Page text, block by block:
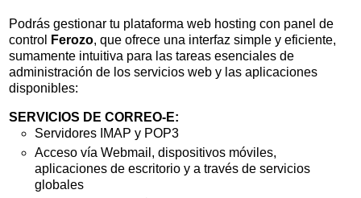
Podrás gestionar tu plataforma web hosting con panel de
control
Ferozo, que ofrece una interfaz simple y eficiente,
sumamente intuitiva para las tareas esenciales de
administración de los servicios web y las aplicaciones
disponibles:
SERVICIOS DE CORREO-E:
Servidores IMAP y POP3
Acceso vía Webmail, dispositivos móviles,
aplicaciones de escritorio y a través de servicios
globales